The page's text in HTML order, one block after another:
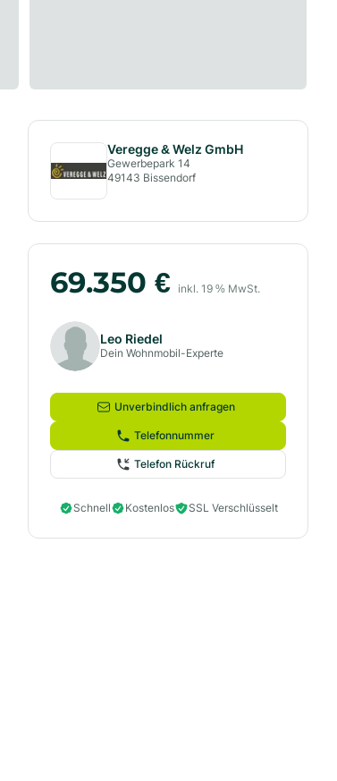
Veregge & Welz GmbH
Gewerbepark 14
49143 Bissendorf
69.350 € inkl. 19 % MwSt.
Leo Riedel
Dein Wohnmobil-Experte
Unverbindlich anfragen
Telefonnummer
Telefon Rückruf
Schnell Kostenlos SSL Verschlüsselt